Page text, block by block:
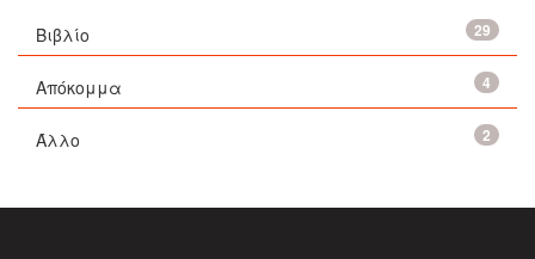
29
Βιβλίο
4
Απόκομμα
2
Άλλο